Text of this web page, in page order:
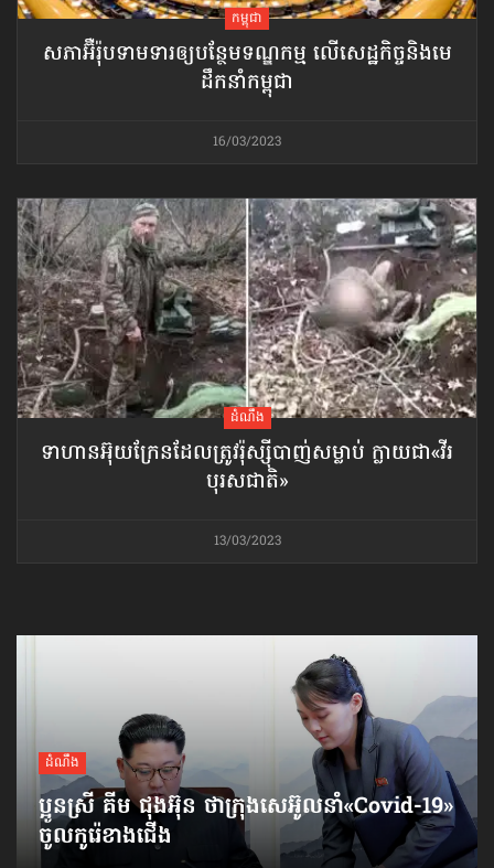
កម្ពុជា
សភាអ៊ឺរ៉ុបទាមទារ​ឲ្យបន្ថែម​ទណ្ឌកម្ម លើសេដ្ឋកិច្ច​និងមេ
ដឹកនាំកម្ពុជា
16/03/2023
ដំណឹង
ទាហានអ៊ុយក្រែន​ដែលត្រូវរ៉ុស្ស៊ី​បាញ់សម្លាប់ ក្លាយជា«វីរ
បុរសជាតិ»
13/03/2023
ដំណឹង
ប្អូនស្រី គីម ជុងអ៊ុន ថាក្រុងសេអ៊ូលនាំ​«Covid-19»​
ចូល​កូរ៉េខាងជើង